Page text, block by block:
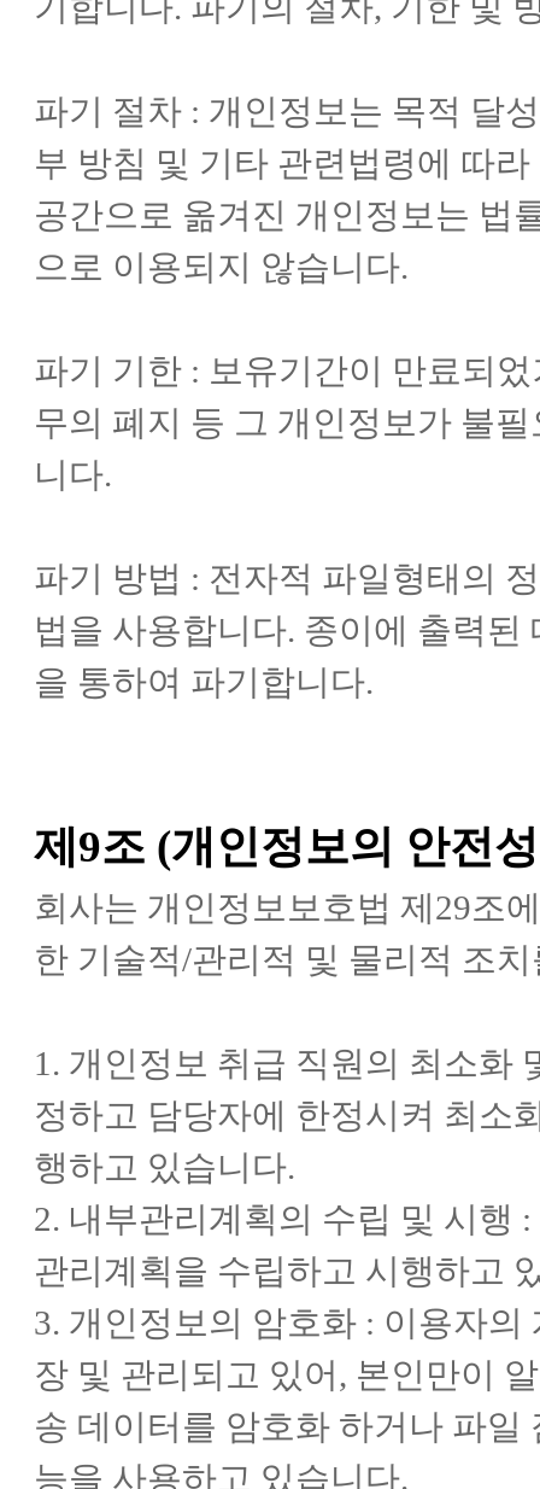
파기 절차 : 개인정보는 목적 달
부 방침 및 기타 관련법령에 따
공간으로 옮겨진 개인정보는 법
으로 이용되지 않습니다.
파기 기한 : 보유기간이 만료되
무의 폐지 등 그 개인정보가 불
니다.
파기 방법 : 전자적 파일형태의
법을 사용합니다. 종이에 출력
을 통하여 파기합니다.
제9조 (개인정보의 안전
회사는 개인정보보호법 제29조
한 기술적/관리적 및 물리적 조
1. 개인정보 취급 직원의 최소화
정하고 담당자에 한정시켜 최소
행하고 있습니다.
2. 내부관리계획의 수립 및 시행
관리계획을 수립하고 시행하고
3. 개인정보의 암호화 : 이용자
장 및 관리되고 있어, 본인만이
송 데이터를 암호화 하거나 파
능을 사용하고 있습니다.